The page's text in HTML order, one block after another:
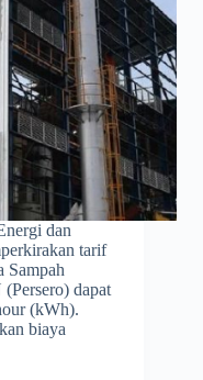
dan
tarif
Sampah
dapat
(kWh).
biaya